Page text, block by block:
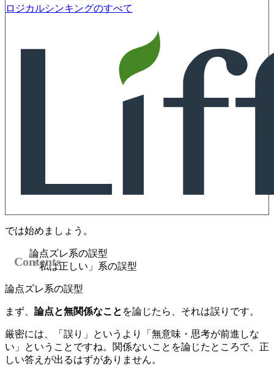
ロジカルシンキングのすべて
では始めましょう。
論点ズレ系の誤型
「私は正しい」系の誤型
論点ズレ系の誤型
まず、 論点と無関係なこと を論じたら、それは誤りです。
厳密には、「誤り」というより「無意味・思考が前進しな
い」ということですね。関係ないことを論じたところで、正
しい答えが出るはずがありません。